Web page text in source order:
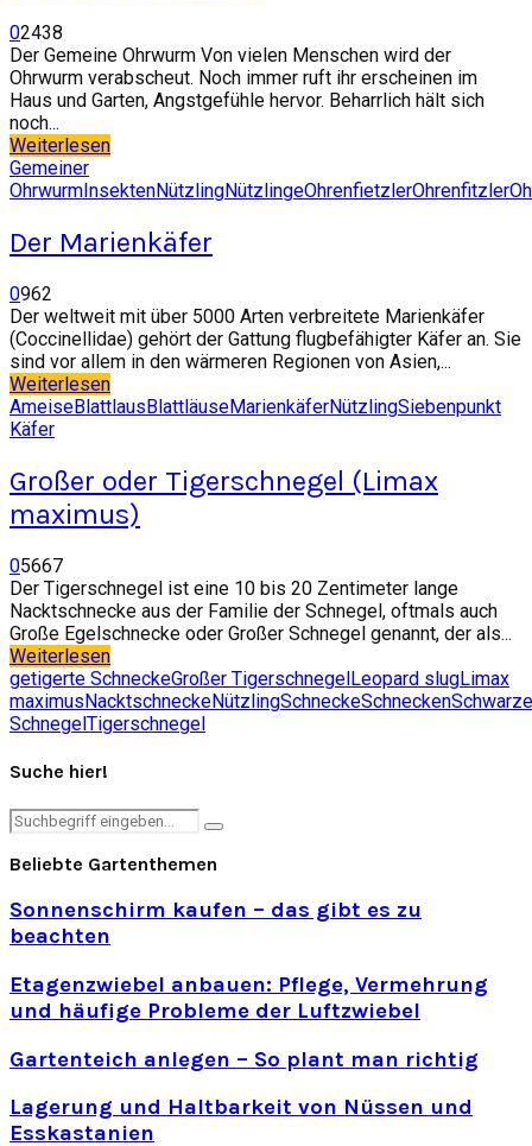
02438
Der Gemeine Ohrwurm Von vielen Menschen wird der
Ohrwurm verabscheut. Noch immer ruft ihr erscheinen im
Haus und Garten, Angstgefühle hervor. Beharrlich hält sich
noch...
Weiterlesen
Gemeiner
Ohrwurm InsektenNützlingNützlingeOhrenfietzlerOhrenfitzler
Der Marienkäfer
0962
Der weltweit mit über 5000 Arten verbreitete Marienkäfer
(Coccinellidae) gehört der Gattung flugbefähigter Käfer an. Sie
sind vor allem in den wärmeren Regionen von Asien,...
Weiterlesen
AmeiseBlattlaus BlattläuseMarienkäferNützlingSiebenpunkt
Käfer
Großer oder Tigerschnegel (Limax
maximus)
05667
Der Tigerschnegel ist eine 10 bis 20 Zentimeter lange
Nacktschnecke aus der Familie der Schnegel, oftmals auch
Große Egelschnecke oder Großer Schnegel genannt, der als...
Weiterlesen
getigerte SchneckeGroßer TigerschnegelLeopard slugLimax
maximusNacktschneckeNützlingSchneckeSchnecken
SchnegelTigerschnegel
Suche hier!
Search
for:
Search
Beliebte Gartenthemen
Sonnenschirm kaufen – das gibt es zu
beachten
Etagenzwiebel anbauen: Pflege, Vermehrung
und häufige Probleme der Luftzwiebel
Gartenteich anlegen – So plant man richtig
Lagerung und Haltbarkeit von Nüssen und
Esskastanien